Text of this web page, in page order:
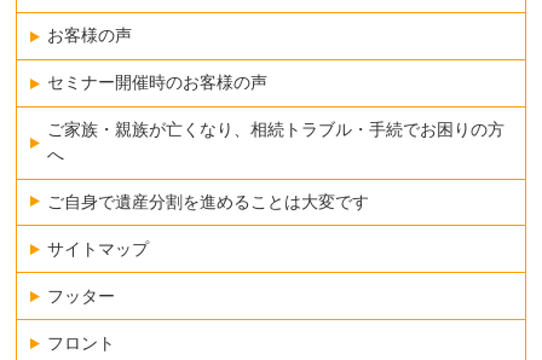
お客様の声
セミナー開催時のお客様の声
ご家族・親族が亡くなり、相続トラブル・手続でお困りの方
へ
ご自身で遺産分割を進めることは大変です
サイトマップ
フッター
フロント